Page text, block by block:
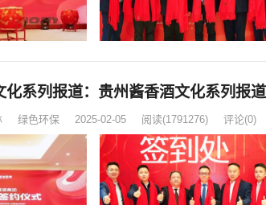
化系列报道：贵州酱香酒文化系列报
绿色环保 2025-02-05 阅读(1791276) 评论(0)